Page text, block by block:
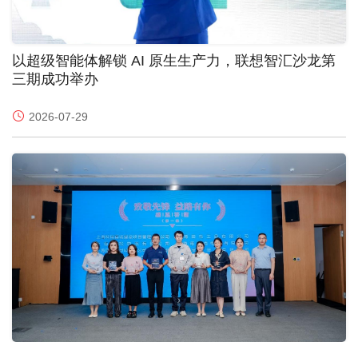
以超级智能体解锁 AI 原生生产力，联想智汇沙龙第
三期成功举办
2026-07-29